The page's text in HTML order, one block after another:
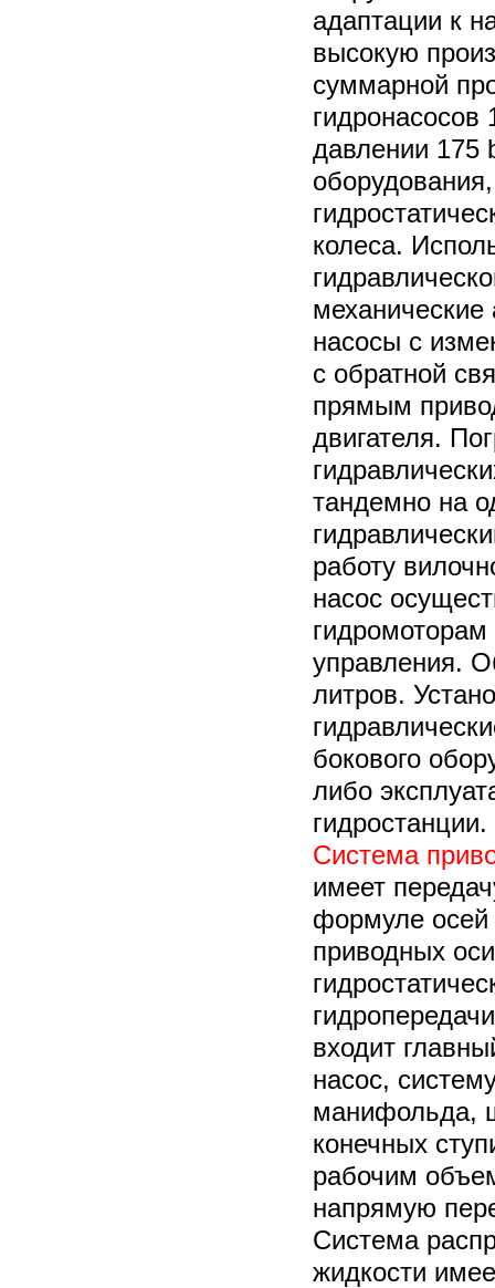
адаптации к
высокую
суммарной
давлении 175
колеса.
насосы с
с обратной
прямым
двигателя.
тандемно на
работу
насос
гидромоторам
управления.
литров.
бокового
либо
гидростанции.
Система
имеет
формуле осей
приводных
входит
насос,
манифольда,
конечных
рабочим
напрямую
Система
жидкости